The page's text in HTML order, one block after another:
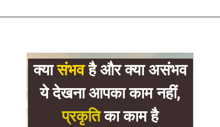
क्यासंभवहै और क्या असंभव
ये देखना आपका काम नहीं,
प्रकृतिका काम है